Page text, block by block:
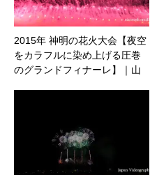
2015年 神明の花火大会【夜空
をカラフルに染め上げる圧巻
のグランドフィナーレ】｜山